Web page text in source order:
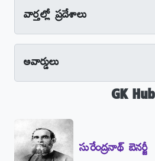
వార్తల్లో ప్రదేశాలు
అవార్డులు
GK Hub
సురేంద్రనాథ్‌ బెనర్జీ